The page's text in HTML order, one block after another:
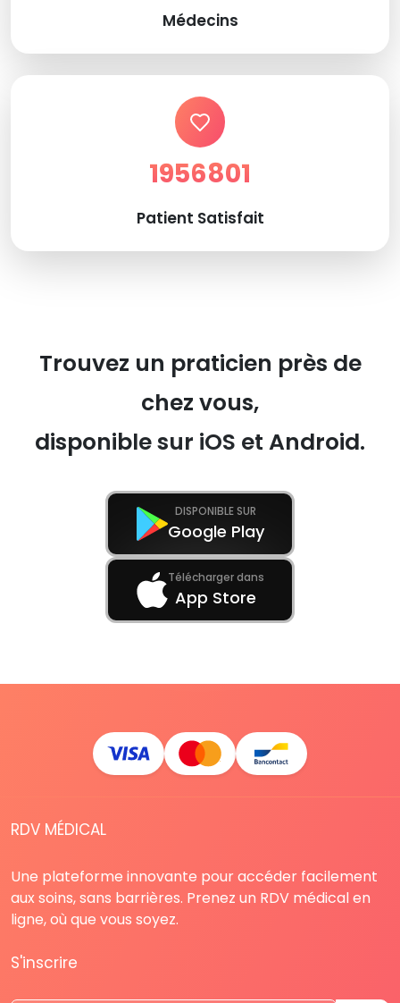
Médecins
1956801
Patient Satisfait
Trouvez un praticien près de
chez vous,
disponible sur iOS et Android.
DISPONIBLE SUR
Google Play
Télécharger dans
App Store
RDV MÉDICAL
Une plateforme innovante pour accéder facilement
aux soins, sans barrières. Prenez un RDV médical en
ligne, où que vous soyez.
S'inscrire